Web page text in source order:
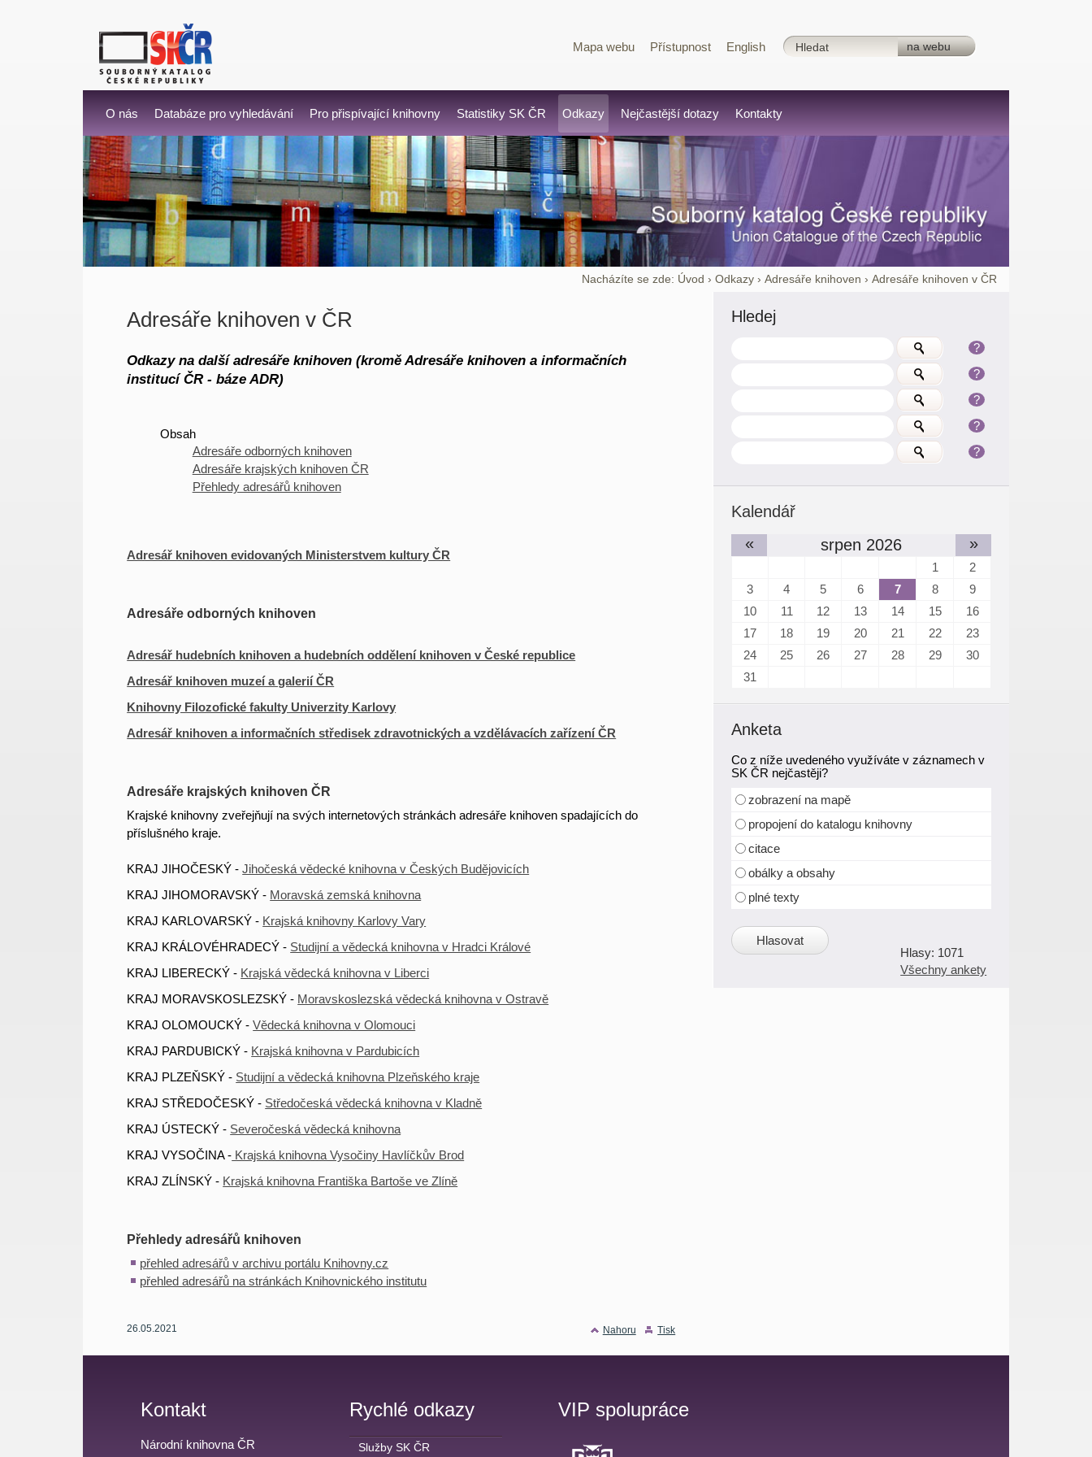
Mapa webu Přístupnost English
O nás Databáze pro vyhledávání Pro přispívající knihovny Statistiky SK ČR Odkazy Nejčastější dotazy Kontakty
Nacházíte se zde: Úvod ›Odkazy ›Adresáře knihoven ›Adresáře knihoven v ČR
Adresáře knihoven v ČR
Odkazy na další adresáře knihoven (kromě Adresáře knihoven a informačních
institucí ČR - báze ADR)
Obsah
Adresáře odborných knihoven
Adresáře krajských knihoven ČR
Přehledy adresářů knihoven
Adresář knihoven evidovaných Ministerstvem kultury ČR
Adresáře odborných knihoven
Adresář hudebních knihoven a hudebních oddělení knihoven v České republice
Adresář knihoven muzeí a galerií ČR
Knihovny Filozofické fakulty Univerzity Karlovy
Adresář knihoven a informačních středisek zdravotnických a vzdělávacích zařízení ČR
Adresáře krajských knihoven ČR
Krajské knihovny zveřejňují na svých internetových stránkách adresáře knihoven spadajících do
příslušného kraje.
KRAJ JIHOČESKÝ -Jihočeská vědecké knihovna v Českých Budějovicích
KRAJ JIHOMORAVSKÝ - Moravská zemská knihovna
KRAJ KARLOVARSKÝ - Krajská knihovny Karlovy Vary
KRAJ KRÁLOVÉHRADECÝ - Studijní a vědecká knihovna v Hradci Králové
KRAJ LIBERECKÝ - Krajská vědecká knihovna v Liberci
KRAJ MORAVSKOSLEZSKÝ - Moravskoslezská vědecká knihovna v Ostravě
KRAJ OLOMOUCKÝ -Vědecká knihovna v Olomouci
KRAJ PARDUBICKÝ - Krajská knihovna v Pardubicích
KRAJ PLZEŇSKÝ - Studijní a vědecká knihovna Plzeňského kraje
KRAJ STŘEDOČESKÝ - Středočeská vědecká knihovna v Kladně
KRAJ ÚSTECKÝ - Severočeská vědecká knihovna
KRAJ VYSOČINA - Krajská knihovna Vysočiny Havlíčkův Brod
KRAJ ZLÍNSKÝ - Krajská knihovna Františka Bartoše ve Zlíně
Přehledy adresářů knihoven
přehled adresářů v archivu portálu Knihovny.cz
přehled adresářů na stránkách Knihovnického institutu
Nahoru Tisk
26.05.2021
Hledej
?
?
?
?
?
Kalendář
«
srpen 2026 »
1
2
3
4 5 6 7 8
9
10
11 12 13 14 15
16
17
18 19 20 21 22
23
24
25 26 27 28 29
30
31
Anketa
Co z níže uvedeného využíváte v záznamech v
SK ČR nejčastěji?
zobrazení na mapě
propojení do katalogu knihovny
citace
obálky a obsahy
plné texty
1071
Všechny ankety
Kontakt
Národní knihovna ČR
Rychlé odkazy
Služby SK ČR
VIP spolupráce